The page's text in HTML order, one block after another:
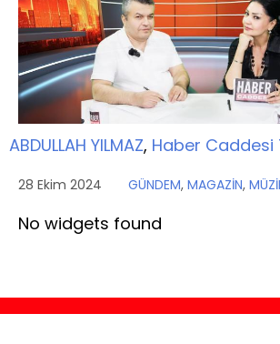
ABDULLAH YILMAZ, Haber Caddesi
28 Ekim 2024 GÜNDEM, MAGAZİN,
No widgets found